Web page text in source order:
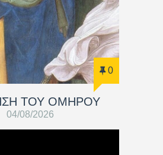
0
ΤΟΥ ΟΜΗΡΟΥ
04/08/2026